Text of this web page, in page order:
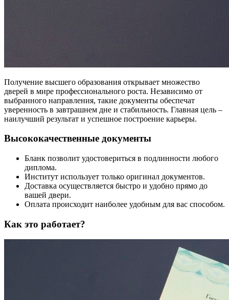
Получение высшего образования открывает множество
дверей в мире профессионального роста. Независимо от
выбранного направления, такие документы обеспечат
уверенность в завтрашнем дне и стабильность. Главная цель –
наилучший результат и успешное построение карьеры.
Высококачественные документы
Бланк позволит удостовериться в подлинности любого
диплома.
Институт использует только оригинал документов.
Доставка осуществляется быстро и удобно прямо до
вашей двери.
Оплата происходит наиболее удобным для вас способом.
Как это работает?